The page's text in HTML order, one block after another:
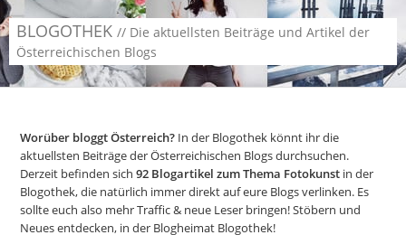
BLOGOTHEK // Die aktuellsten Beiträge und Artikel der
Österreichischen Blogs
Worüber bloggt Österreich? In der Blogothek könnt ihr die
aktuellsten Beiträge der Österreichischen Blogs durchsuchen.
Derzeit befinden sich92 Blogartikel zum Thema Fotokunst in der
Blogothek, die natürlich immer direkt auf eure Blogs verlinken. Es
sollte euch also mehr Traffic & neue Leser bringen! Stöbern und
Neues entdecken, in der Blogheimat Blogothek!